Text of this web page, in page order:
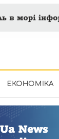
ЕКОНОМІКА